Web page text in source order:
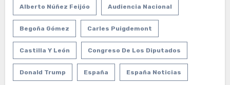
Alberto Núñez Feijóo Audiencia Nacional
Begoña Gómez Carles Puigdemont
Castilla Y León Congreso De Los Diputados
Donald Trump España España Noticias